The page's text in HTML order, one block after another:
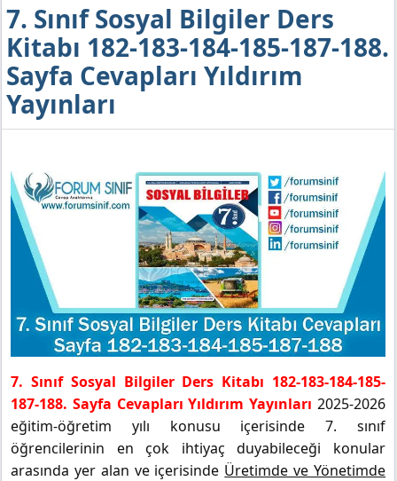
7. Sınıf Sosyal Bilgiler Ders
Kitabı 182-183-184-185-187-188.
Sayfa Cevapları Yıldırım
Yayınları
7. Sınıf Sosyal Bilgiler Ders Kitabı 182-183-184-185-
187-188. Sayfa Cevapları Yıldırım Yayınları 2025-2026
eğitim-öğretim yılı konusu içerisinde 7. sınıf
öğrencilerinin en çok ihtiyaç duyabileceği konular
arasında yer alan ve içerisinde Üretimde ve Yönetimde